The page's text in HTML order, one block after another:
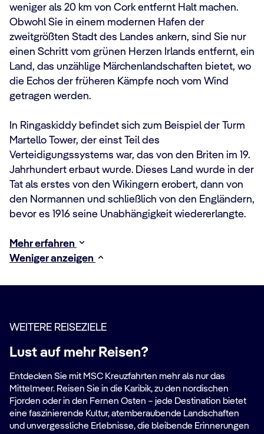
weniger als 20 km von Cork entfernt Halt machen.
Obwohl Sie in einem modernen Hafen der
zweitgrößten Stadt des Landes ankern, sind Sie nur
einen Schritt vom grünen Herzen Irlands entfernt, ein
Land, das unzählige Märchenlandschaften bietet, wo
die Echos der früheren Kämpfe noch vom Wind
getragen werden.
In Ringaskiddy befindet sich zum Beispiel der Turm
Martello Tower, der einst Teil des
Verteidigungssystems war, das von den Briten im 19.
Jahrhundert erbaut wurde. Dieses Land wurde in der
Tat als erstes von den Wikingern erobert, dann von
den Normannen und schließlich von den Engländern,
bevor es 1916 seine Unabhängigkeit wiedererlangte.
Mehr erfahren
Weniger anzeigen
WEITERE REISEZIELE
Lust auf mehr Reisen?
Entdecken Sie mit MSC Kreuzfahrten mehr als nur das
Mittelmeer. Reisen Sie in die Karibik, zu den nordischen
Fjorden oder in den Fernen Osten – jede Destination bietet
eine faszinierende Kultur, atemberaubende Landschaften
und unvergessliche Erlebnisse, die bleibende Erinnerungen